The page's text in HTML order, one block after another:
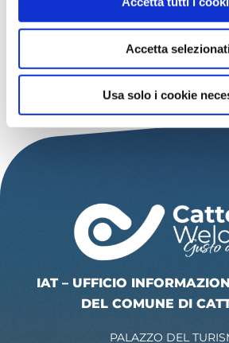
Accetta
Usa solo i cookie
Comitato il Cuore di
Scopri di più
SCOPRI ALTRI
IAT – UFFICIO
DEL COMUNE DI
PALAZZO DEL